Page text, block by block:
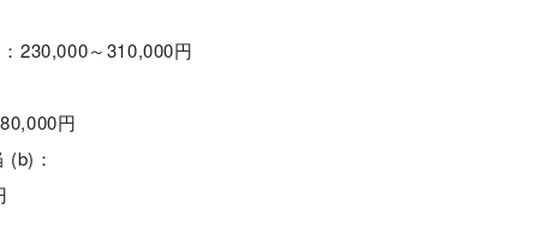
230,000～310,000円
円
(b)：